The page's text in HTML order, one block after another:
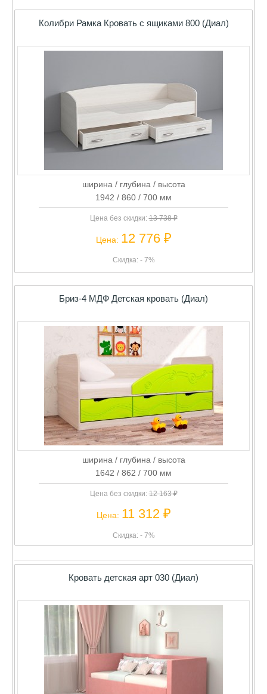
Колибри Рамка Кровать с ящиками 800 (Диал)
ширина / глубина / высота
1942 / 860 / 700 мм
Цена без скидки:13 738 ₽
Цена: 12 776 ₽
Скидка: - 7%
Бриз-4 МДФ Детская кровать (Диал)
ширина / глубина / высота
1642 / 862 / 700 мм
Цена без скидки:12 163 ₽
Цена: 11 312 ₽
Скидка: - 7%
Кровать детская арт 030 (Диал)